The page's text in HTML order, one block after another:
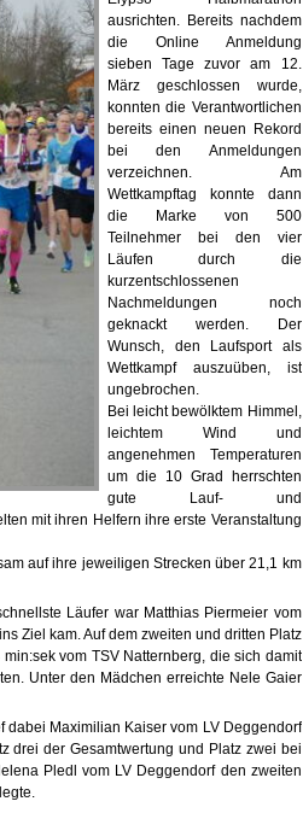
ausrichten. Bereits nachdem
die Online Anmeldung
sieben Tage zuvor am 12.
März geschlossen wurde,
konnten die Verantwortlichen
bereits einen neuen Rekord
bei den Anmeldungen
verzeichnen. Am
Wettkampftag konnte dann
die Marke von 500
Teilnehmer bei den vier
Läufen durch die
kurzentschlossenen
Nachmeldungen noch
geknackt werden. Der
Wunsch, den Laufsport als
Wettkampf auszuüben, ist
ungebrochen.
Bei leicht bewölktem Himmel,
leichtem Wind und
angenehmen Temperaturen
um die 10 Grad herrschten
gute Lauf- und
mit ihren Helfern ihre erste Veranstaltung
auf ihre jeweiligen Strecken über 21,1 km
Läufer war Matthias Piermeier vom
Ziel kam. Auf dem zweiten und dritten Platz
vom TSV Natternberg, die sich damit
Unter den Mädchen erreichte Nele Gaier
Maximilian Kaiser vom LV Deggendorf
drei der Gesamtwertung und Platz zwei bei
Pledl vom LV Deggendorf den zweiten